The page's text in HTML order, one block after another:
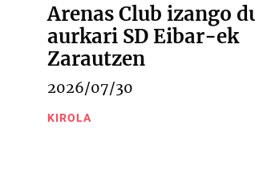
Arenas Club izango
aurkari SD Eibar-ek
Zarautzen
2026/07/30
KIROLA